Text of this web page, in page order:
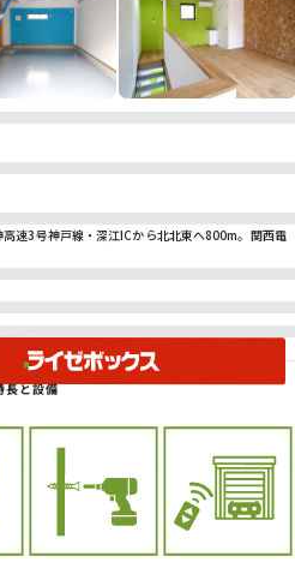
速3号神戸線・深江ICから北北東へ800m。関西電
長と設備